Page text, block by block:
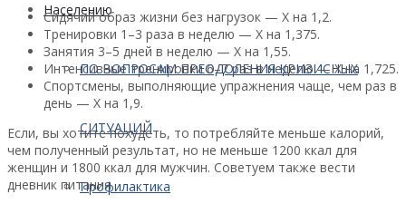
Населению
ПО ВОПРОСАМ ПРЕОДОЛЕНИЯ КРИЗИСНЫХ
СИТУАЦИЙ
Профилактика
Сидячий образ жизни без нагрузок — Х на 1,2.
Тренировки 1–3 раза в неделю — Х на 1,375.
Занятия 3–5 дней в неделю — Х на 1,55.
Интенсивные тренировки 6–7 раз в неделю — Х на 1,725.
Спортсмены, выполняющие упражнения чаще, чем раз в
день — Х на 1,9.
Если, вы хотите похудеть, то потребляйте меньше калорий,
чем полученный результат, но не меньше 1200 ккал для
женщин и 1800 ккал для мужчин. Советуем также вести
дневник питания.